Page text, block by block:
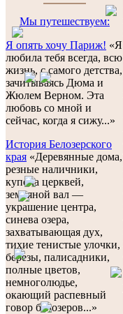
Мы путешествуем:
Я опять хочу Париж! «Я
любила тебя всегда, всю
жизнь, с самого детства,
зачитываясь Дюма и
Жюлем Верном. Эта
любовь со мной и
сейчас, когда я сижу...»
История Белозерского
края «Деревянные дома,
резные наличники,
купола церквей,
земляной вал —
украшение центра,
синева озера,
захватывающая дух,
тихие тенистые улочки,
березы, палисадники,
полные цветов,
немноголюдье,
окающий распевный
говор белозеров...»